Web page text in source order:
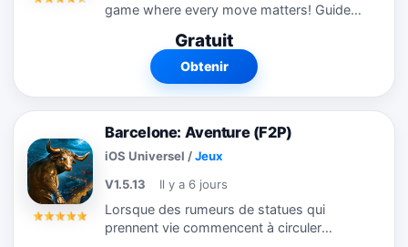
game where every move matters! Guide
find your way out of tricky pixel mazes.
Each level challenges your...
Gratuit
Obtenir
Barcelone: Aventure (F2P)
iOS Universel /Jeux
V1.5.13
Il y a 6 jours
Lorsque des rumeurs de statues qui
prennent vie commencent à circuler